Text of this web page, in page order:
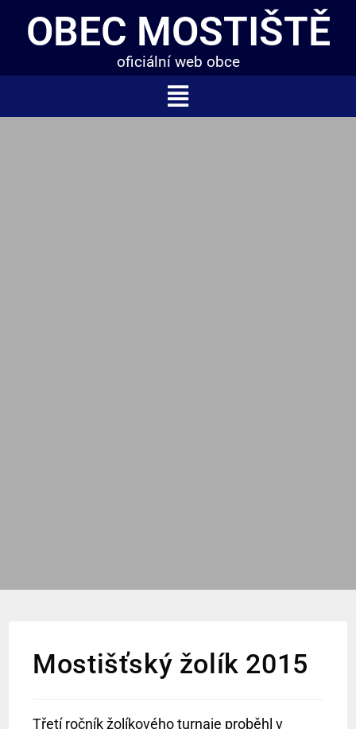
OBEC MOSTIŠTĚ
oficiální web obce
Mostišťský žolík 2015
Třetí ročník žolíkového turnaje proběhl v